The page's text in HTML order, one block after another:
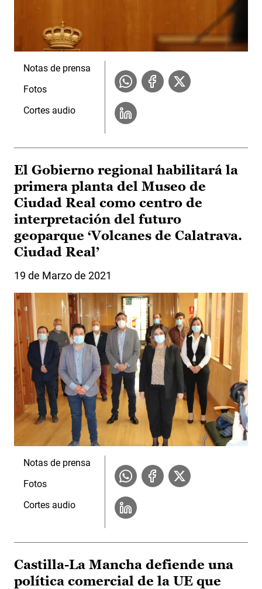
Notas de prensa
Fotos
Cortes audio
El Gobierno regional habilitará la
primera planta del Museo de
Ciudad Real como centro de
interpretación del futuro
geoparque ‘Volcanes de Calatrava.
Ciudad Real’
19 de Marzo de 2021
Notas de prensa
Fotos
Cortes audio
Castilla-La Mancha defiende una
política comercial de la UE que